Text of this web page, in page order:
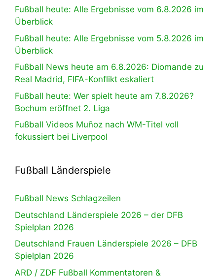
Fußball heute: Alle Ergebnisse vom 6.8.2026 im
Überblick
Fußball heute: Alle Ergebnisse vom 5.8.2026 im
Überblick
Fußball News heute am 6.8.2026: Diomande zu
Real Madrid, FIFA-Konflikt eskaliert
Fußball heute: Wer spielt heute am 7.8.2026?
Bochum eröffnet 2. Liga
Fußball Videos Muñoz nach WM-Titel voll
fokussiert bei Liverpool
Fußball Länderspiele
Fußball News Schlagzeilen
Deutschland Länderspiele 2026 – der DFB
Spielplan 2026
Deutschland Frauen Länderspiele 2026 – DFB
Spielplan 2026
ARD / ZDF Fußball Kommentatoren &